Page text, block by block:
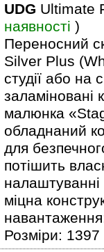
UDG Ultimate
наявності )
Переносний
Silver Plus
студії або на
заламіновані
малюнка
обладнаний
для
потішить
міцна
Розміри: